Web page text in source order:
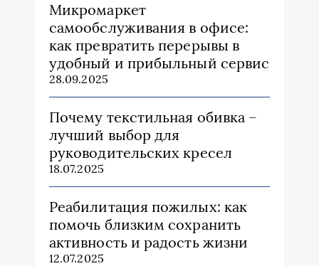
Микромаркет
самообслуживания в офисе:
как превратить перерывы в
удобный и прибыльный сервис
28.09.2025
Почему текстильная обивка –
лучший выбор для
руководительских кресел
18.07.2025
Реабилитация пожилых: как
помочь близким сохранить
активность и радость жизни
12.07.2025